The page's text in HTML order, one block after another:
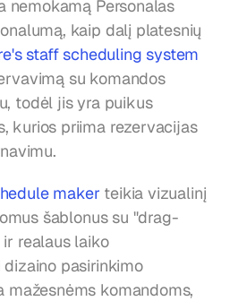
nemokamą Personalas
kaip dalį platesnių
staff scheduling system
su komandos
todėl jis yra puikus
kurios priima rezervacijas
maker teikia vizualinį
šablonus su "drag-
realaus laiko
pasirinkimo
komandoms,